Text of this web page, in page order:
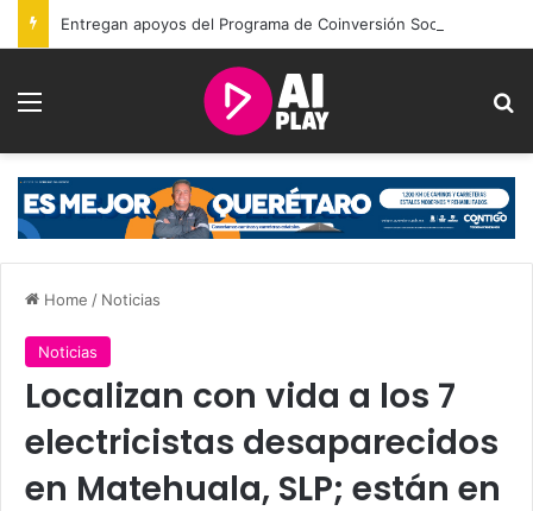
Menu
Home / Noticias
Noticias
Localizan con vida a los 7
electricistas desaparecidos
en Matehuala, SLP; están en